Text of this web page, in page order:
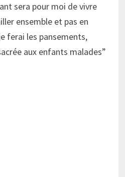
sera pour moi de vivre
ensemble et pas en
ferai les pansements,
aux enfants malades”